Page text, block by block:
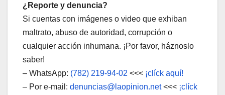
¿Reporte y denuncia?
Si cuentas con imágenes o video que exhiban
maltrato, abuso de autoridad, corrupción o
cualquier acción inhumana. ¡Por favor, háznoslo
saber!
– WhatsApp: (782) 219-94-02 <<< ¡clíck aquí!
– Por e-mail: denuncias@laopinion.net<<< ¡clíck